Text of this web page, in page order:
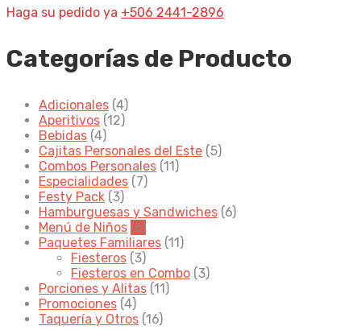
Haga su pedido ya +506 2441-2896
Categorías de Producto
Adicionales (4)
Aperitivos (12)
Bebidas (4)
Cajitas Personales del Este (5)
Combos Personales (11)
Especialidades (7)
Festy Pack (3)
Hamburguesas y Sandwiches (6)
Menú de Niños (6)
Paquetes Familiares (11)
Fiesteros (3)
Fiesteros en Combo (3)
Porciones y Alitas (11)
Promociones (4)
Taquería y Otros (16)